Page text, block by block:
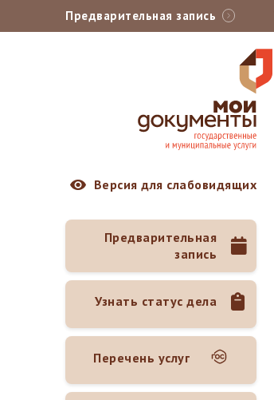
Предварительная запись
Версия для слабовидящих
Предварительная
запись
Узнать статус дела
Перечень услуг